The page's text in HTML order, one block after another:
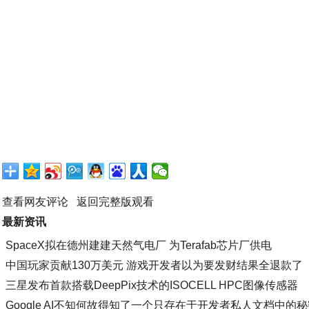
查看网友评论
返回完整版观看
最新资讯
SpaceX拟在德州建建天然气电厂 为Terafab芯片厂供电
中国玩家贡献130万美元 游戏开发者以为要发财结果全退款了
三星发布首款搭载DeepPix技术的ISOCELL HPC图像传感器
Google AI不知何故得知了一个只存在于开发者私人文档中的